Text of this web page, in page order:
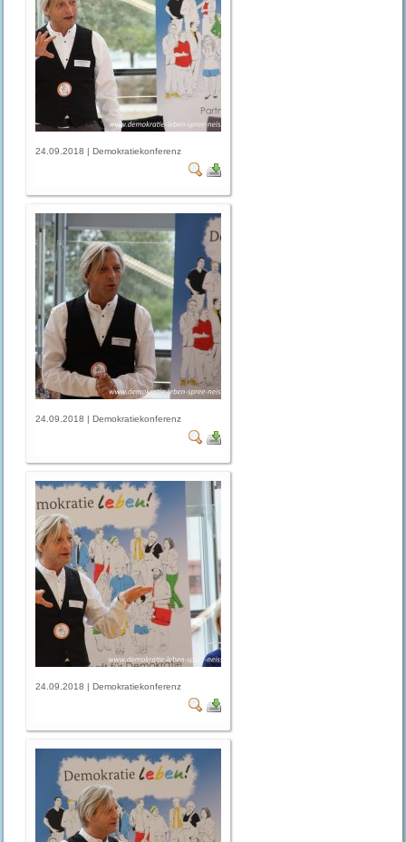
24.09.2018 | Demokratiekonferenz
24.09.2018 | Demokratiekonferenz
24.09.2018 | Demokratiekonferenz